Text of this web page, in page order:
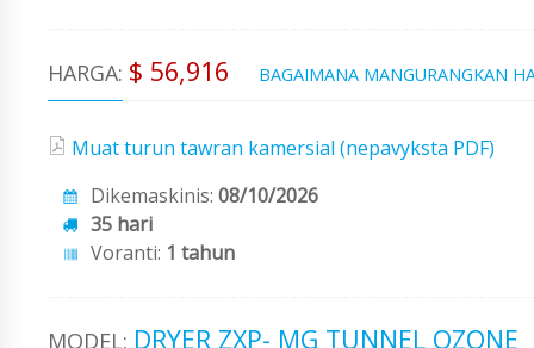
HARGA: $ 56,916 BAGAIMANA MANGURANGKAN
Muat turun tawran kamersial (nepavyksta PDF)
Dikemaskinis: 08/10/2026
35 hari
Voranti: 1 tahun
MODEL: DRYER ZXP- MG TUNNEL OZONE